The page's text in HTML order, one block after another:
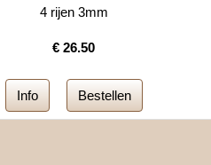
4 rijen 3mm
€26.50